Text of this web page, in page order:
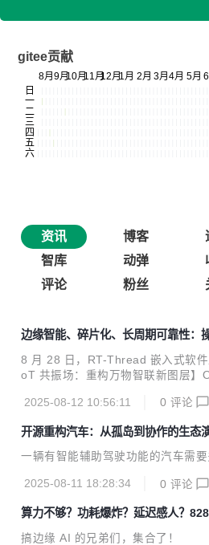
gitee贡献
资讯 博客
智库
动弹
评论
粉丝
边缘智能、碎片化、长周期可靠性：
破局点
8 月 28 日，RT-Thread 嵌入式软
oT 共振场：重构万物智联新图层】
T 操作系统基座》主题演讲，详解
2025-08-12 10:56:11 0 评论
开源重构汽车：从孤岛到协作的生态
一辆有智能辅助驾驶功能的汽车需要
2025-08-11 18:28:34 0 评论
算力不够？功耗爆炸？延迟感人？
难题
搞边缘 AI 的兄弟们，集合了！